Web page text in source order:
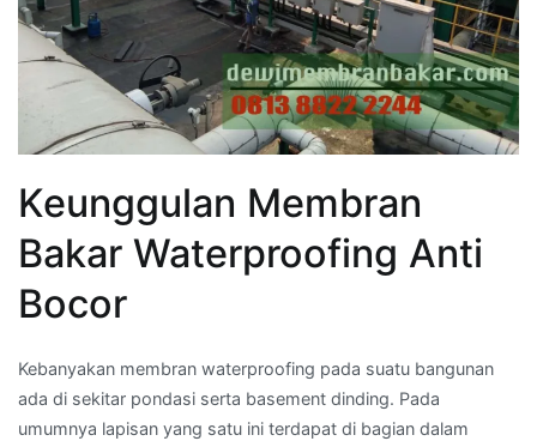
Keunggulan Membran
Bakar Waterproofing Anti
Bocor
Kebanyakan membran waterproofing pada suatu bangunan
ada di sekitar pondasi serta basement dinding. Pada
umumnya lapisan yang satu ini terdapat di bagian dalam